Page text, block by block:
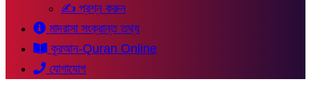
✍ প্রশ্ন করুন
মাদরাসা সংক্রান্ত তথ্য
কুরআন-Quran Online
যোগাযোগ